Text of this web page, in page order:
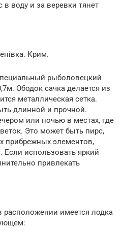
воду и за веревки тянет
Крим.
рыболовецкий
Ободок сачка делается из
металлическая сетка.
длинной и прочной.
или ночью в местах, где
Это может быть пирс,
прибрежных элементов,
Если использовать яркий
привлекать
расположении имеется лодка